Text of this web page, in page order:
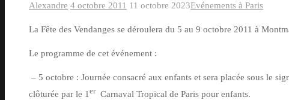
Alexandre 4 octobre 2011 11 octobre 2023Evénements à Paris
La Fête des Vendanges se déroulera du 5 au 9 octobre 2011 à
Le programme de cet événement :
– 5 octobre : Journée consacré aux enfants et sera placée sous le
clôturée par le 1er Carnaval Tropical de Paris pour enfants.